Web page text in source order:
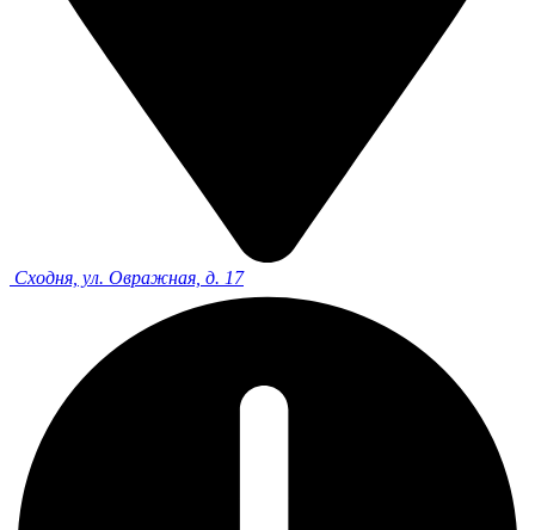
Сходня, ул. Овражная, д. 17